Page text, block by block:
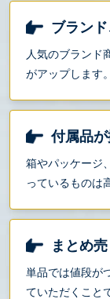
ブラン
人気のブランド
がアップします。
付属品
箱やパッケージ
っているものは
まとめ売
単品では値段が
ていただくこと